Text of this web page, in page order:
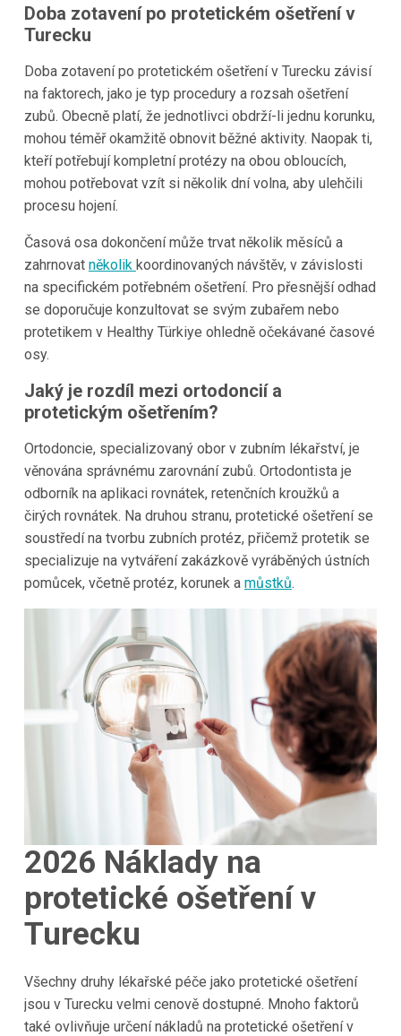
Doba zotavení po protetickém ošetření v
Turecku
Doba zotavení po protetickém ošetření v Turecku závisí
na faktorech, jako je typ procedury a rozsah ošetření
zubů. Obecně platí, že jednotlivci obdrží-li jednu korunku,
mohou téměř okamžitě obnovit běžné aktivity. Naopak ti,
kteří potřebují kompletní protézy na obou obloucích,
mohou potřebovat vzít si několik dní volna, aby ulehčili
procesu hojení.
Časová osa dokončení může trvat několik měsíců a
zahrnovat několik koordinovaných návštěv, v závislosti
na specifickém potřebném ošetření. Pro přesnější odhad
se doporučuje konzultovat se svým zubařem nebo
protetikem v Healthy Türkiye ohledně očekávané časové
osy.
Jaký je rozdíl mezi ortodoncií a
protetickým ošetřením?
Ortodoncie, specializovaný obor v zubním lékařství, je
věnována správnému zarovnání zubů. Ortodontista je
odborník na aplikaci rovnátek, retenčních kroužků a
čirých rovnátek. Na druhou stranu, protetické ošetření se
soustředí na tvorbu zubních protéz, přičemž protetik se
specializuje na vytváření zakázkově vyráběných ústních
pomůcek, včetně protéz, korunek a můstků.
2026 Náklady na
protetické ošetření v
Turecku
Všechny druhy lékařské péče jako protetické ošetření
jsou v Turecku velmi cenově dostupné. Mnoho faktorů
také ovlivňuje určení nákladů na protetické ošetření v